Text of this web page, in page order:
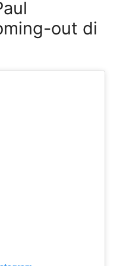
out di